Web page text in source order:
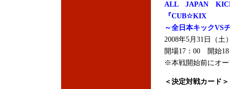
ALL JAPAN
『CUB☆KIX
～全日本キックVS
2008年5月31日（土
開場17：00 開始18
※本戦開始前にオ
＜決定対戦カード＞